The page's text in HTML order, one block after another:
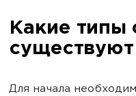
Какие типы
Для начала